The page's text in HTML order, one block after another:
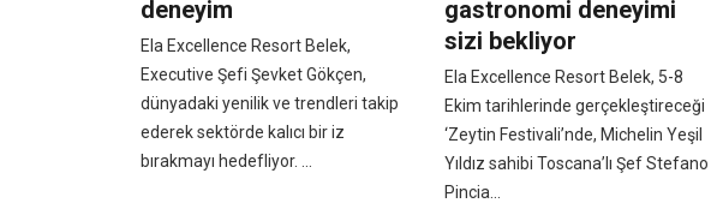
deneyim
Ela Excellence Resort Belek,
Executive Şefi Şevket Gökçen,
dünyadaki yenilik ve trendleri takip
ederek sektörde kalıcı bir iz
bırakmayı hedefliyor. ...
gastronomi deneyimi
sizi bekliyor
Ela Excellence Resort Belek, 5-8
Ekim tarihlerinde gerçekleştireceği
‘Zeytin Festivali’nde, Michelin Yeşil
Yıldız sahibi Toscana’lı Şef Stefano
Pincia...